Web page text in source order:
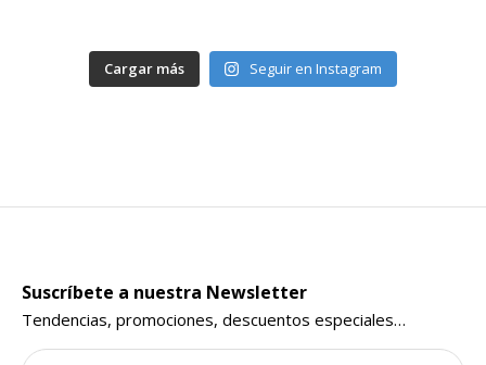
Cargar más Seguir en Instagram
Suscríbete a nuestra Newsletter
Tendencias, promociones, descuentos especiales…